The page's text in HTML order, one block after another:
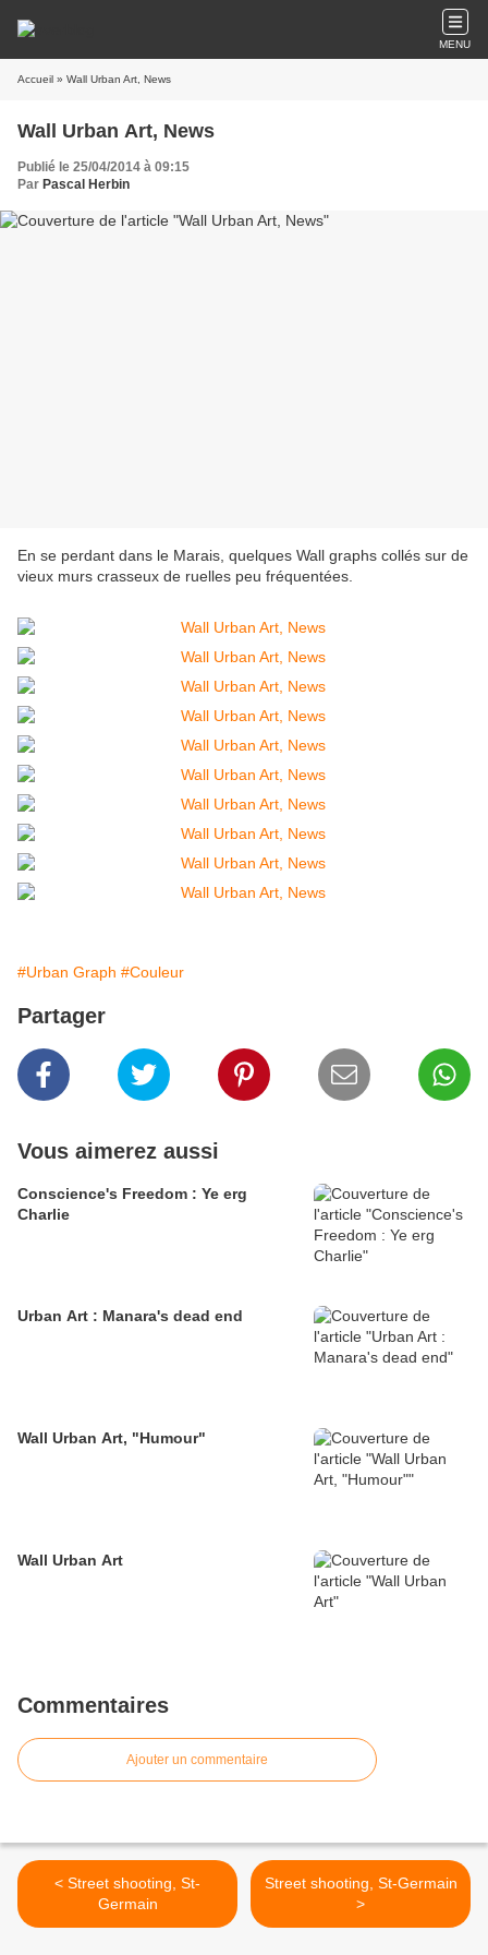
MENU
Accueil » Wall Urban Art, News
Wall Urban Art, News
Publié le 25/04/2014 à 09:15
Par Pascal Herbin
En se perdant dans le Marais, quelques Wall graphs collés sur de
vieux murs crasseux de ruelles peu fréquentées.
#Urban Graph #Couleur
Partager
Vous aimerez aussi
Conscience's Freedom : Ye erg
Charlie
Urban Art : Manara's dead end
Wall Urban Art, "Humour"
Wall Urban Art
Commentaires
Ajouter un commentaire
< Street shooting, St-
Germain
Street shooting, St-Germain
>